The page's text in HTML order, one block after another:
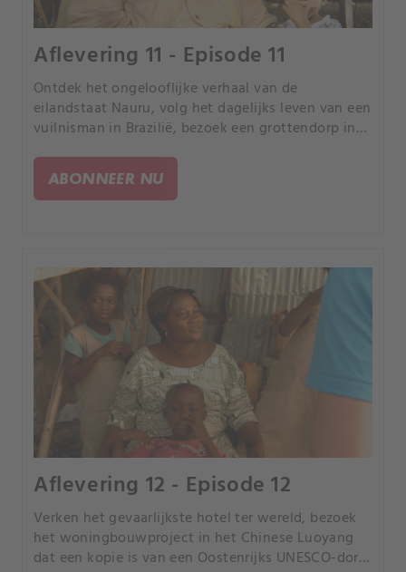
Aflevering 11 - Episode 11
Ontdek het ongelooflijke verhaal van de
eilandstaat Nauru, volg het dagelijks leven van een
vuilnisman in Brazilië, bezoek een grottendorp in
werkomstandigheden van een man die in de
woestijn van Egypte werkt.
ABONNEER NU
Aflevering 12 - Episode 12
Verken het gevaarlijkste hotel ter wereld, bezoek
het woningbouwproject in het Chinese Luoyang
dat een kopie is van een Oostenrijks UNESCO-dorp